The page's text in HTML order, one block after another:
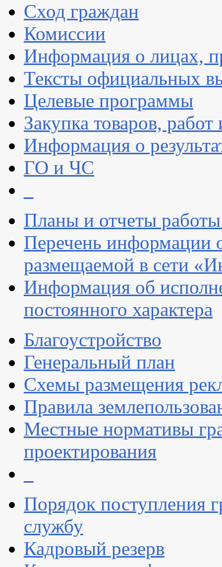
Сход граждан
Комиссии
Информация о лицах,
Тексты официальных
Целевые программы
Закупка товаров, работ
Информация о
ГО и ЧС
Планы и отчеты
Перечень информации
размещаемой в сети
Информация об
постоянного характера
Благоустройство
Генеральный план
Схемы размещения
Правила
Местные нормативы
проектирования
Порядок поступления
службу
Кадровый резерв